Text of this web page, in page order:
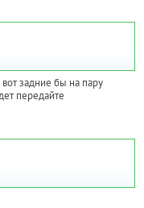
задние бы на пару
передайте